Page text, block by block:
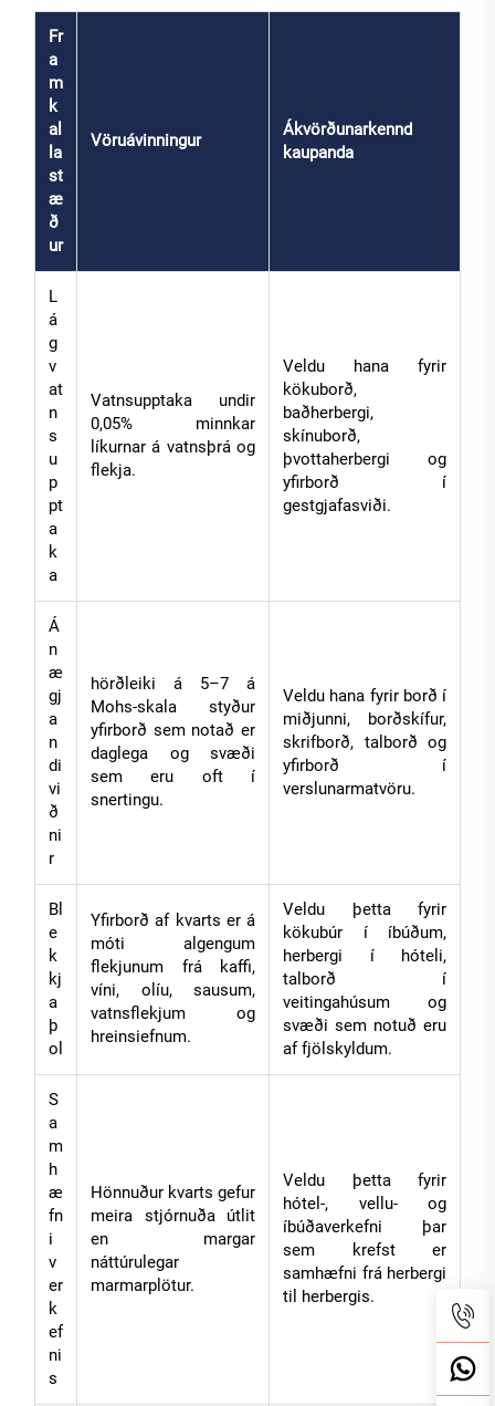
Fr
a
m
k
al
la
st
æ
ð
ur
Vöruávinningur
Ákvörðunarkennd
kaupanda
L
á
g
v
at
n
s
u
p
pt
a
k
a
Vatnsupptaka undir
0,05% minnkar
líkurnar á vatnsþrá og
flekja.
Veldu hana fyrir
kökuborð,
baðherbergi,
skínuborð,
þvottaherbergi og
yfirborð í
gestgjafasviði.
Á
n
æ
gj
a
n
di
vi
ð
ni
r
hörðleiki á 5–7 á
Mohs-skala styður
yfirborð sem notað er
daglega og svæði
sem eru oft í
snertingu.
Veldu hana fyrir borð í
miðjunni, borðskífur,
skrifborð, talborð og
yfirborð í
verslunarmatvöru.
Bl
e
k
kj
a
þ
ol
Yfirborð af kvarts er á
móti algengum
flekjunum frá kaffi,
víni, olíu, sausum,
vatnsflekjum og
hreinsiefnum.
Veldu þetta fyrir
kökubúr í íbúðum,
herbergi í hóteli,
talborð í
veitingahúsum og
svæði sem notuð eru
af fjölskyldum.
S
a
m
h
æ
fn
i
v
er
k
ef
ni
s
Hönnuður kvarts gefur
meira stjórnuða útlit
en margar
náttúrulegar
marmarplötur.
Veldu þetta fyrir
hótel-, vellu- og
íbúðaverkefni þar
sem krefst er
samhæfni frá herbergi
til herbergis.